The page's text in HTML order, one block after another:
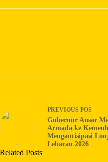
PREVIOUS POS
Gubernur Ansar
Armada ke
Mengantisipasi
Lebaran 2026
Related Posts